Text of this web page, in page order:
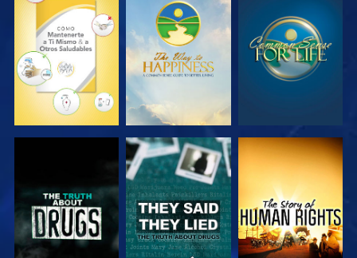
VE VE VE
VE VE